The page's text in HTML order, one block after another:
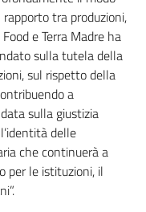
rapporto tra produzioni,
e Terra Madre ha
sulla tutela della
sul rispetto della
a
sulla giustizia
delle
che continuerà a
per le istituzioni, il